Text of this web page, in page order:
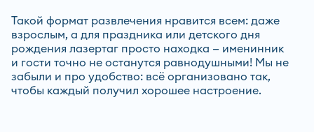
Такой формат развлечения нравится всем: даже
взрослым, а для праздника или детского дня
рождения лазертаг просто находка — именинник
и гости точно не останутся равнодушными! Мы не
забыли и про удобство: всё организовано так,
чтобы каждый получил хорошее настроение.